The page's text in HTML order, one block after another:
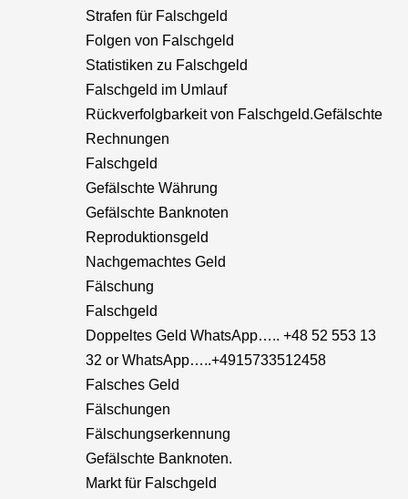
Strafen für Falschgeld
Folgen von Falschgeld
Statistiken zu Falschgeld
Falschgeld im Umlauf
Rückverfolgbarkeit von Falschgeld.Gefälschte
Rechnungen
Falschgeld
Gefälschte Währung
Gefälschte Banknoten
Reproduktionsgeld
Nachgemachtes Geld
Fälschung
Falschgeld
Doppeltes Geld WhatsApp….. +48 52 553 13
32 or WhatsApp…..+4915733512458
Falsches Geld
Fälschungen
Fälschungserkennung
Gefälschte Banknoten.
Markt für Falschgeld